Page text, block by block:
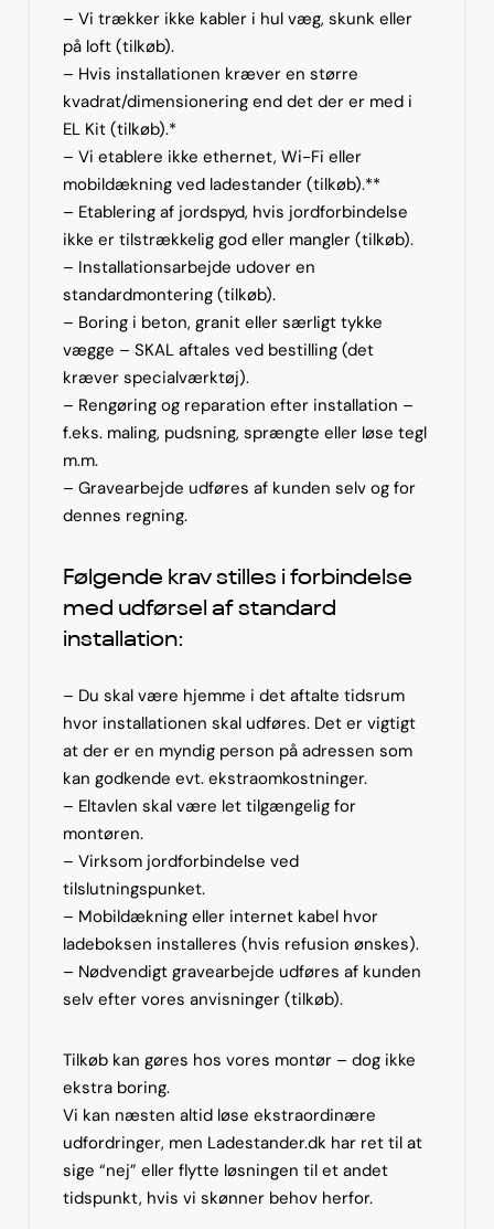
– Vi trækker ikke kabler i hul væg, skunk eller
på loft (tilkøb).
– Hvis installationen kræver en større
kvadrat/dimensionering end det der er med i
EL Kit (tilkøb).*
– Vi etablere ikke ethernet, Wi-Fi eller
mobildækning ved ladestander (tilkøb).**
– Etablering af jordspyd, hvis jordforbindelse
ikke er tilstrækkelig god eller mangler (tilkøb).
– Installationsarbejde udover en
standardmontering (tilkøb).
– Boring i beton, granit eller særligt tykke
vægge – SKAL aftales ved bestilling (det
kræver specialværktøj).
– Rengøring og reparation efter installation –
f.eks. maling, pudsning, sprængte eller løse tegl
m.m.
– Gravearbejde udføres af kunden selv og for
dennes regning.
Følgende krav stilles i forbindelse
med udførsel af standard
installation:
– Du skal være hjemme i det aftalte tidsrum
hvor installationen skal udføres. Det er vigtigt
at der er en myndig person på adressen som
kan godkende evt. ekstraomkostninger.
– Eltavlen skal være let tilgængelig for
montøren.
– Virksom jordforbindelse ved
tilslutningspunket.
– Mobildækning eller internet kabel hvor
ladeboksen installeres (hvis refusion ønskes).
– Nødvendigt gravearbejde udføres af kunden
selv efter vores anvisninger (tilkøb).
Tilkøb kan gøres hos vores montør – dog ikke
ekstra boring.
Vi kan næsten altid løse ekstraordinære
udfordringer, men Ladestander.dk har ret til at
sige “nej” eller flytte løsningen til et andet
tidspunkt, hvis vi skønner behov herfor.